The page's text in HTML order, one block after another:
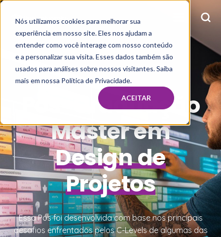
Nós utilizamos cookies para melhorar sua
experiência em nosso site. Eles nos ajudam a
entender como você interage com nosso conteúdo
e a personalizar sua visita. Esses dados também são
usados para análises sobre nossos visitantes. Saiba
mais em nossa Política de Privacidade.
ACEITAR
Pós-Graduação
Master em
Design de
Projetos
Essa Pós foi desenvolvida com base nos principais
desafios enfrentados pelos C-Levels de algumas das